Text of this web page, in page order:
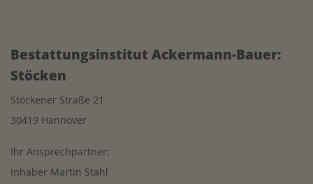
Bestattungsinstitut Ackermann-Bauer:
Stöcken
Stöckener Straße 21
30419 Hannover
Ihr Ansprechpartner:
Inhaber Martin Stahl